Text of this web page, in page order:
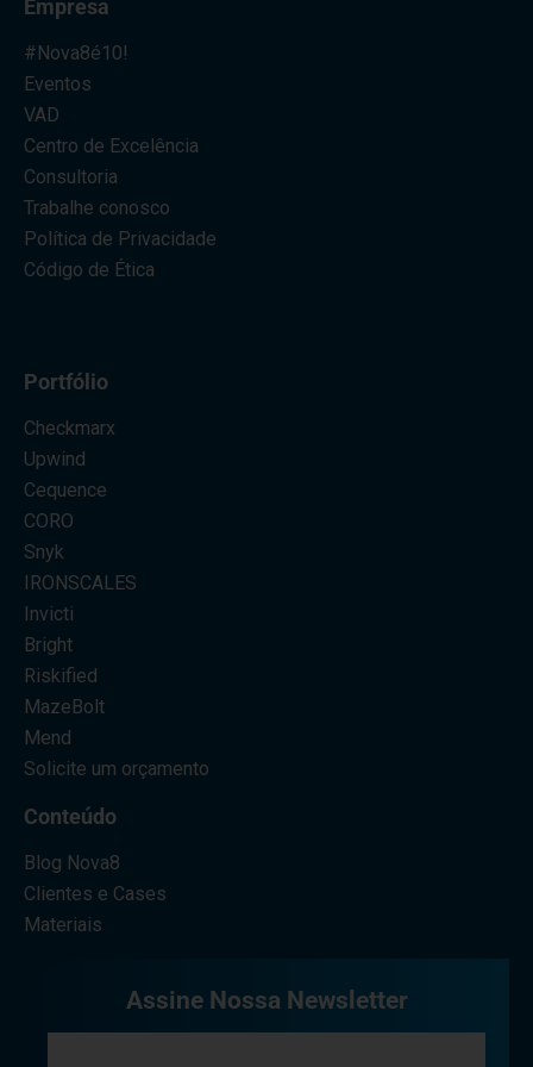
Empresa
#Nova8é10!
Eventos
VAD
Centro de Excelência
Consultoria
Trabalhe conosco
Política de Privacidade
Código de Ética
Portfólio
Checkmarx
Upwind
Cequence
CORO
Snyk
IRONSCALES
Invicti
Bright
Riskified
MazeBolt
Mend
Solicite um orçamento
Conteúdo
Blog Nova8
Clientes e Cases
Materiais
Assine Nossa Newsletter